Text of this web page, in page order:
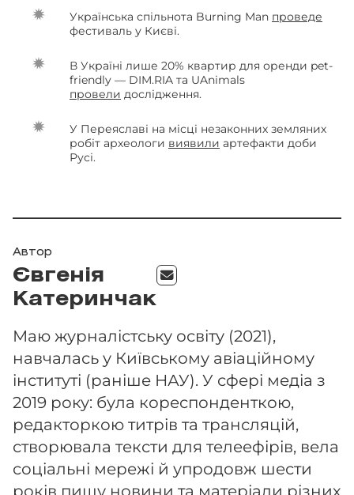
Українська спільнота Burning Man проведе
фестиваль у Києві.
В Україні лише 20% квартир для оренди pet-
friendly — DIM.RIA та UAnimals
провели дослідження.
У Переяславі на місці незаконних земляних
робіт археологи виявили артефакти доби
Русі.
Автор
Євгенія
Катеринчак
Маю журналістську освіту (2021),
навчалась у Київському авіаційному
інституті (раніше НАУ). У сфері медіа з
2019 року: була кореспонденткою,
редакторкою титрів та трансляцій,
створювала тексти для телеефірів, вела
соціальні мережі й упродовж шести
років пишу новини та матеріали різних